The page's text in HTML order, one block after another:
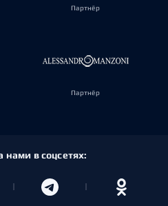
Партнёр
Партнёр
нами в соцсетях: